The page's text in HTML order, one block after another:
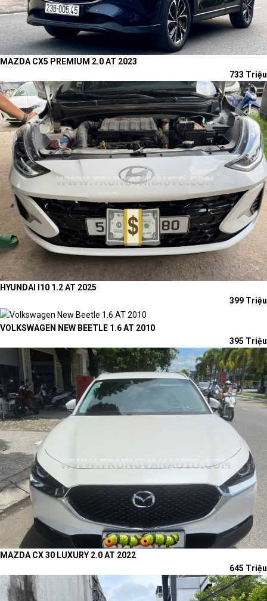
MAZDA CX5 PREMIUM 2.0 AT 2023
733 Triệu
HYUNDAI I10 1.2 AT 2025
399 Triệu
VOLKSWAGEN NEW BEETLE 1.6 AT 2010
395 Triệu
MAZDA CX 30 LUXURY 2.0 AT 2022
645 Triệu